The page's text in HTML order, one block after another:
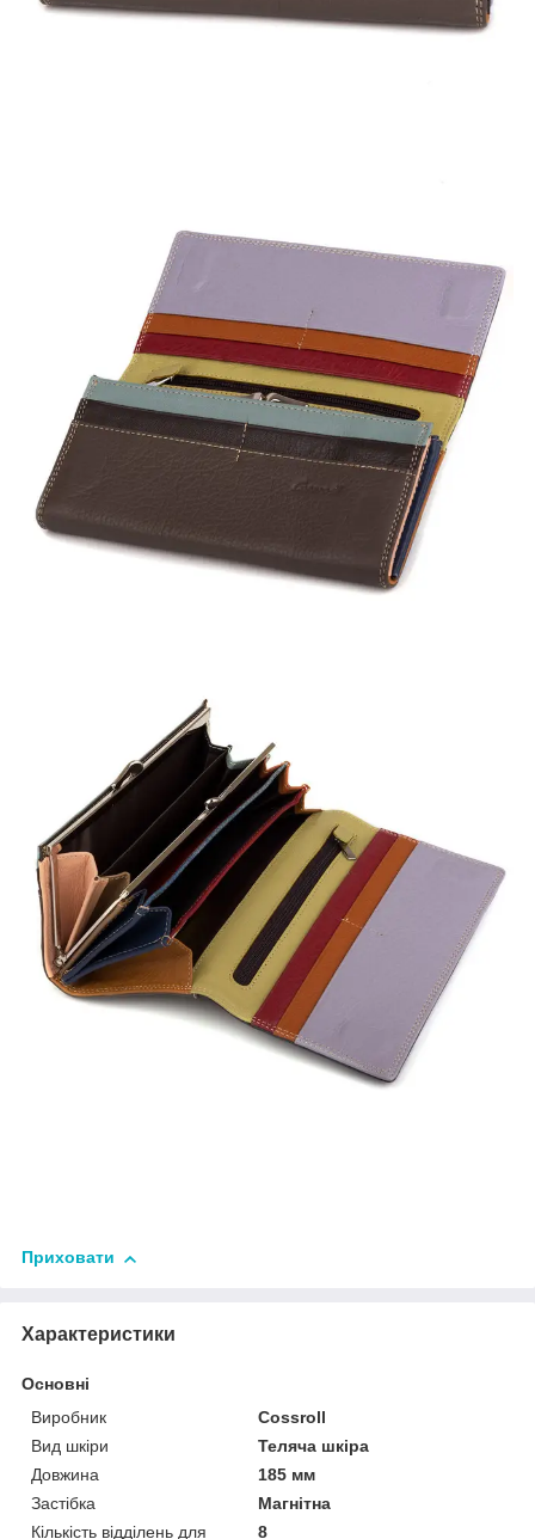
Приховати
Характеристики
Основні
Виробник
Cossroll
Вид шкіри
Теляча шкіра
Довжина
185 мм
Застібка
Магнітна
Кількість відділень для
8